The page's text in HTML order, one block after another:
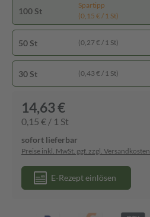
100 St
Spartipp
(0,15 € / 1 St)
50 St (0,27 € / 1 St)
30 St (0,43 € / 1 St)
14,63 €
0,15 € / 1 St
sofort lieferbar
Preise inkl. MwSt. ggf. zzgl. Versandkosten
E-Rezept einlösen